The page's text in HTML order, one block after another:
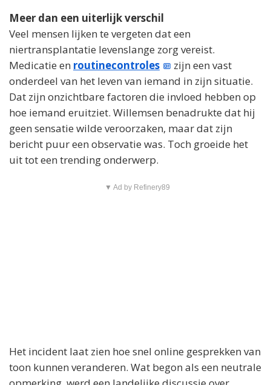
Meer dan een uiterlijk verschil
Veel mensen lijken te vergeten dat een
niertransplantatie levenslange zorg vereist.
Medicatie en routinecontroles
zijn een vast
onderdeel van het leven van iemand in zijn situatie.
Dat zijn onzichtbare factoren die invloed hebben op
hoe iemand eruitziet. Willemsen benadrukte dat hij
geen sensatie wilde veroorzaken, maar dat zijn
bericht puur een observatie was. Toch groeide het
uit tot een trending onderwerp.
▼ Ad by Refinery89
Het incident laat zien hoe snel online gesprekken van
toon kunnen veranderen. Wat begon als een neutrale